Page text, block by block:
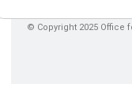
© Copyright 2025 Office